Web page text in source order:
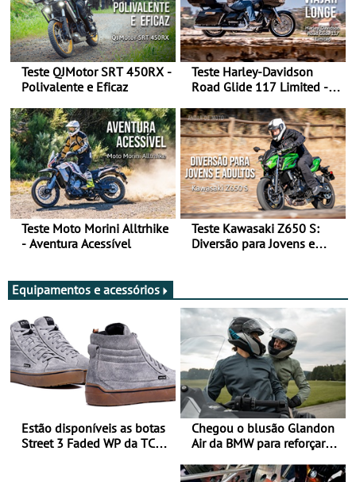
Teste QJMotor SRT 450RX -
Polivalente e Eficaz
Teste Harley-Davidson
Road Glide 117 Limited - A
Teste Moto Morini Alltrhike
- Aventura Acessível
Teste Kawasaki Z650 S:
Diversão para Jovens e
Equipamentos e acessórios
Estão disponíveis as botas
Street 3 Faded WP da TCX
Chegou o blusão Glandon
Air da BMW para reforçar
verão